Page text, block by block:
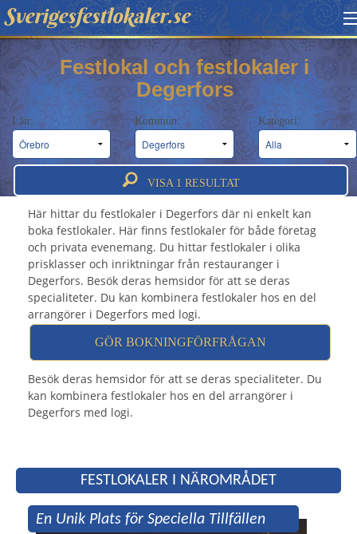
Sverigesfestlokaler.se
HITTA FESTLOKAL
BOKNINGSFÖRFRÅGAN
OM OSS
ATT BOKA FESTLOKAL
Festlokal och festlokaler i
Degerfors
Län: Kommun: Kategori:
VISA 1 RESULTAT
Festlokal Degerfors - Festlokaler &
festvåningar i Degerfors
Här hittar du festlokaler i Degerfors där ni enkelt kan
boka festlokaler. Här finns festlokaler för både företag
och privata evenemang. Du hittar festlokaler i olika
prisklasser och inriktningar från restauranger i
Degerfors. Besök deras hemsidor för att se deras
specialiteter. Du kan kombinera festlokaler hos en del
arrangörer i Degerfors med logi.
GÖR BOKNINGFÖRFRÅGAN
Besök deras hemsidor för att se deras specialiteter. Du
kan kombinera festlokaler hos en del arrangörer i
Degerfors med logi.
FESTLOKALER I NÄROMRÅDET
En Unik Plats för Speciella Tillfällen